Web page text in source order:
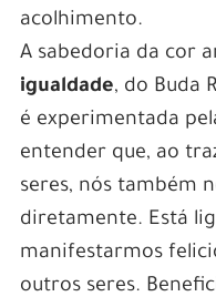
acolhimento.
A sabedoria da cor
igualdade, do Buda
é experimentada
entender que, ao
seres, nós também
diretamente. Está
manifestarmos
outros seres.